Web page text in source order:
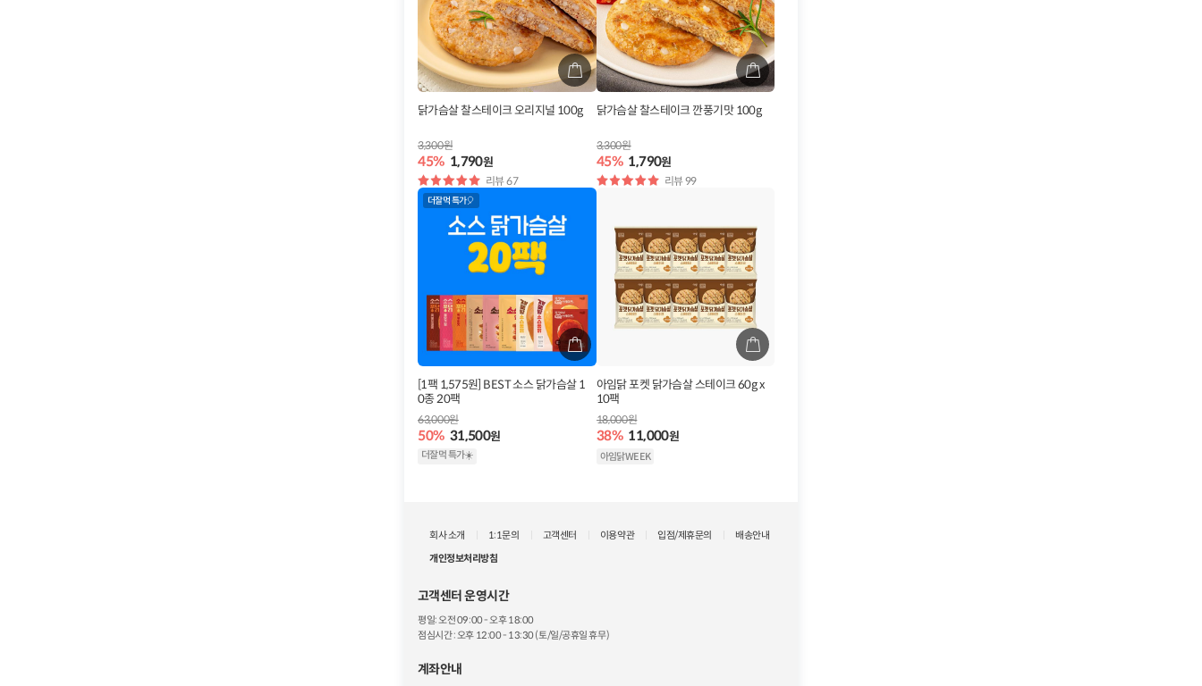
닭가슴살 찰스테이크 오리지널 100g
45% 1,790원
3,300원
별
점
리뷰 67
닭가슴살 찰스테이크 깐풍기맛 100g
45% 1,790원
3,300원
별
점
리뷰 99
더잘먹 특가🎈
[1팩 1,575원] BEST 소스 닭가슴살 1
0종 20팩
50% 31,500원
63,000원
더잘먹 특가☀️
아임닭 포켓 닭가슴살 스테이크 60g x
10팩
38% 11,000원
18,000원
아임닭WEEK
회사 소개 1:1문의 고객센터 이용약관 입점/제휴문의
배송안내
개인정보처리방침
고객센터 운영시간
평일: 오전 09:00 - 오후 18:00
점심시간 : 오후 12:00 - 13:30 (토/일/공휴일 휴무)
계좌안내